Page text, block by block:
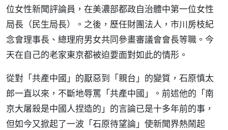
位女性新聞評論員，在美濃部都政自治體中第一位女性
局長（民生局長）。之後，歷任財團法人，市川房枝紀
念會理事長、總理府男女共同參畫審議會會長等職。今
天在自己的老家東京都被迫要面對如此的情形。
從對「共產中國」的厭惡到「親台」的變質，石原慎太
郎一直以來，不斷地辱罵「共產中國」。前述他的「南
京大屠殺是中國人捏造的」的言論已是十多年前的事，
但如今又掀起了一波「石原待望論」使新聞界熱鬧起